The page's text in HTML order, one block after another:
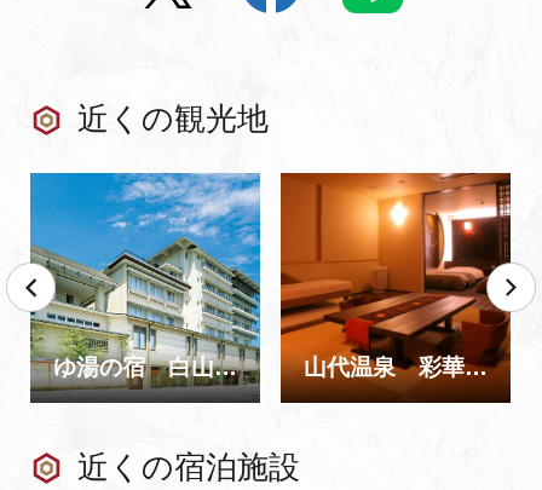
近くの観光地
ゆ湯の宿 白山菖蒲亭 山代温泉 彩華の宿 多々見
近くの宿泊施設